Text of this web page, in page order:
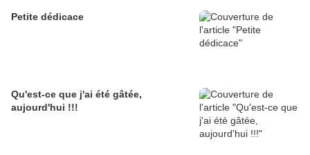
Petite dédicace
Qu'est-ce que j'ai été gâtée,
aujourd'hui !!!